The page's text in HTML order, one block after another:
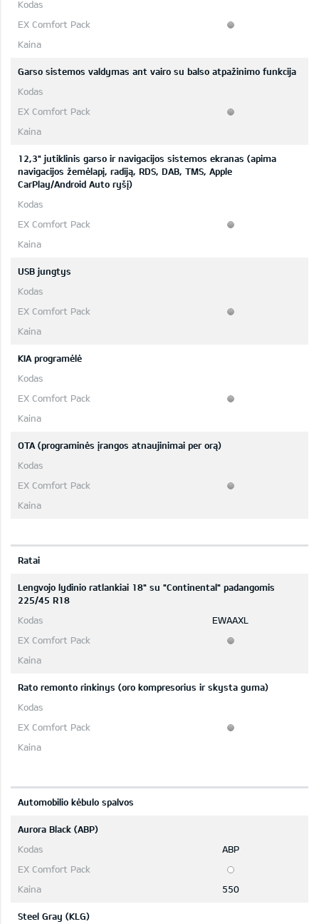
Garso sistemos valdymas ant vairo su balso atpažinimo funkcija
12,3" jutiklinis garso ir navigacijos sistemos ekranas (apima
navigacijos žemėlapį, radiją, RDS, DAB, TMS, Apple
CarPlay/Android Auto ryšį)
USB jungtys
KIA programėlė
OTA (programinės įrangos atnaujinimai per orą)
Ratai
Lengvojo lydinio ratlankiai 18" su "Continental" padangomis
225/45 R18
EWAAXL
Rato remonto rinkinys (oro kompresorius ir skysta guma)
Automobilio kėbulo spalvos
Aurora Black (ABP)
ABP
550
Steel Gray (KLG)